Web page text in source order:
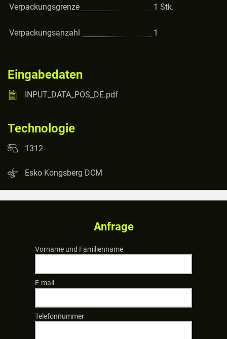
Verpackungsgrenze
1 Stk.
Verpackungsanzahl 1
Eingabedaten
INPUT_DATA_POS_DE.pdf
Technologie
1312
Esko Kongsberg DCM
Anfrage
Vorname und Familienname
E-mail
Telefonnummer